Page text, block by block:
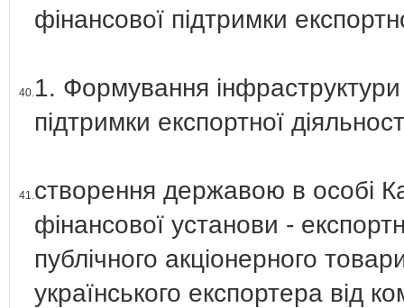
фінансової підтримки
40.1. Формування інфраструктури
підтримки експортної
41.створення державою в особі
фінансової установи -
публічного акціонерного
українського експортера від